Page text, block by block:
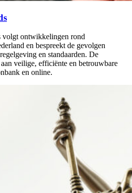
volgt ontwikkelingen rond
en bespreekt de gevolgen
en standaarden. De
veilige, efficiënte en betrouwbare
en online.